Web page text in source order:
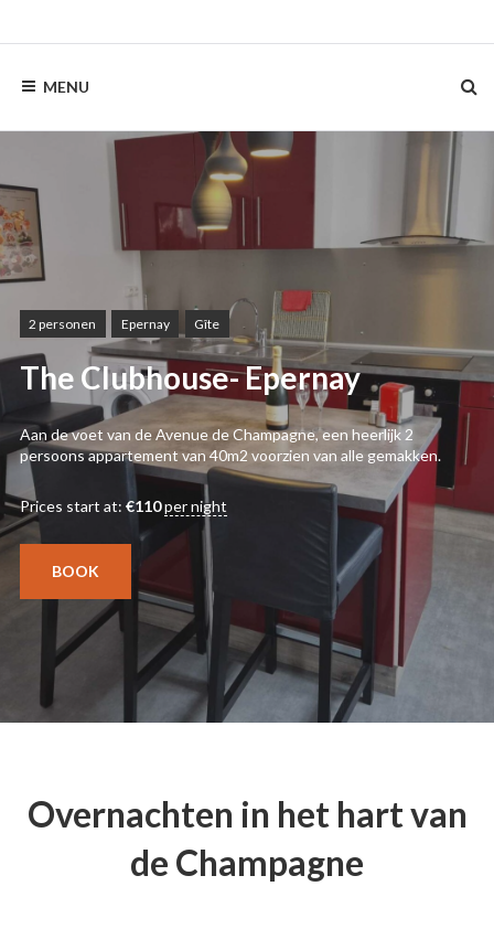
MENU
2 personen Epernay Gîte
The Clubhouse- Epernay
Aan de voet van de Avenue de Champagne, een heerlijk 2
persoons appartement van 40m2 voorzien van alle gemakken.
Prices start at: €110 per night
BOOK
Overnachten in het hart van
de Champagne